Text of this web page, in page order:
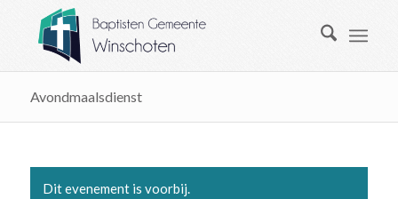
Avondmaalsdienst
Dit evenement is voorbij.